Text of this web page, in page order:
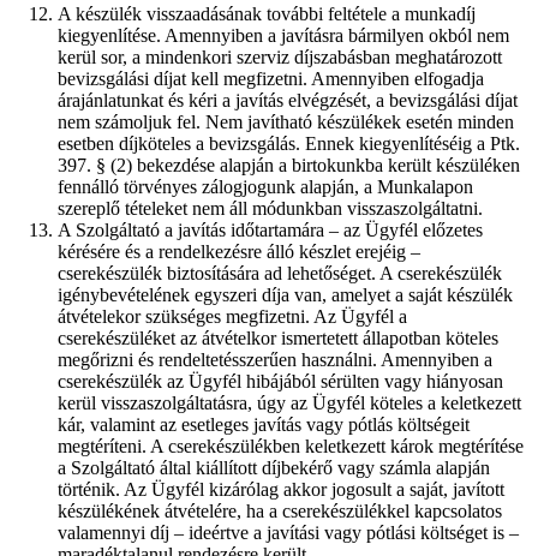
A készülék visszaadásának további feltétele a munkadíj
kiegyenlítése. Amennyiben a javításra bármilyen okból nem
kerül sor, a mindenkori szerviz díjszabásban meghatározott
bevizsgálási díjat kell megfizetni. Amennyiben elfogadja
árajánlatunkat és kéri a javítás elvégzését, a bevizsgálási díjat
nem számoljuk fel. Nem javítható készülékek esetén minden
esetben díjköteles a bevizsgálás. Ennek kiegyenlítéséig a Ptk.
397. § (2) bekezdése alapján a birtokunkba került készüléken
fennálló törvényes zálogjogunk alapján, a Munkalapon
szereplő tételeket nem áll módunkban visszaszolgáltatni.
A Szolgáltató a javítás időtartamára – az Ügyfél előzetes
kérésére és a rendelkezésre álló készlet erejéig –
cserekészülék biztosítására ad lehetőséget. A cserekészülék
igénybevételének egyszeri díja van, amelyet a saját készülék
átvételekor szükséges megfizetni. Az Ügyfél a
cserekészüléket az átvételkor ismertetett állapotban köteles
megőrizni és rendeltetésszerűen használni. Amennyiben a
cserekészülék az Ügyfél hibájából sérülten vagy hiányosan
kerül visszaszolgáltatásra, úgy az Ügyfél köteles a keletkezett
kár, valamint az esetleges javítás vagy pótlás költségeit
megtéríteni. A cserekészülékben keletkezett károk megtérítése
a Szolgáltató által kiállított díjbekérő vagy számla alapján
történik. Az Ügyfél kizárólag akkor jogosult a saját, javított
készülékének átvételére, ha a cserekészülékkel kapcsolatos
valamennyi díj – ideértve a javítási vagy pótlási költséget is –